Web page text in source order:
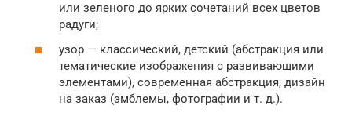
или зеленого до ярких сочетаний всех цветов
радуги;
узор — классический, детский (абстракция или
тематические изображения с развивающими
элементами), современная абстракция, дизайн
на заказ (эмблемы, фотографии и т. д.).